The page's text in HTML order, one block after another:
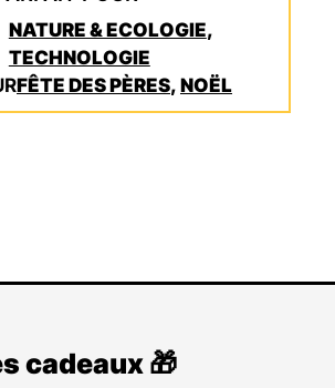
NATURE & ECOLOGIE,
TECHNOLOGIE
FÊTE DES PÈRES, NOËL
cadeaux 🎁